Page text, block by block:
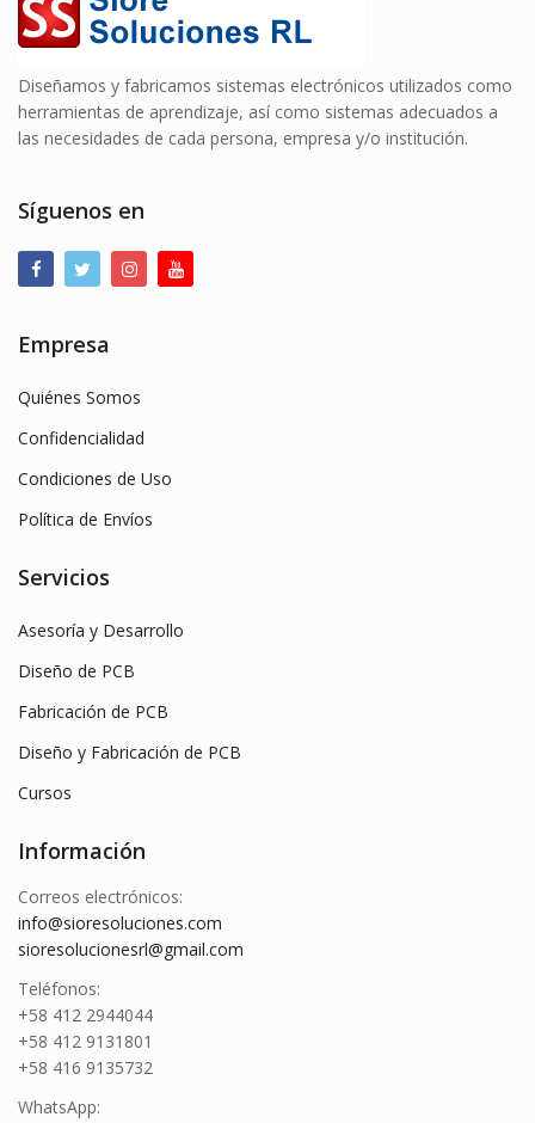
Diseñamos y fabricamos sistemas electrónicos utilizados como
herramientas de aprendizaje, así como sistemas adecuados a
las necesidades de cada persona, empresa y/o institución.
Síguenos en
Empresa
Quiénes Somos
Confidencialidad
Condiciones de Uso
Política de Envíos
Servicios
Asesoría y Desarrollo
Diseño de PCB
Fabricación de PCB
Diseño y Fabricación de PCB
Cursos
Información
Correos electrónicos:
info@sioresoluciones.com
sioresolucionesrl@gmail.com
Teléfonos:
+58 412 2944044
+58 412 9131801
+58 416 9135732
WhatsApp: